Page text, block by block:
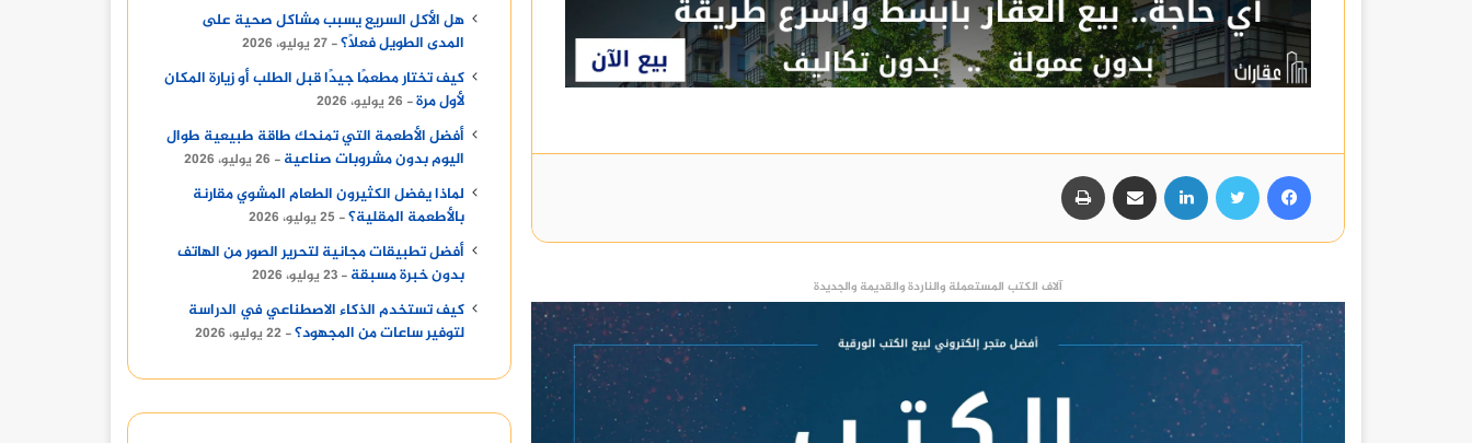
آلاف الكتب المستعملة والناردة والقديمة والجديدة
هل الأكل السريع يسبب مشاكل صحية على
المدى الطويل فعلًا؟
27 يوليو، 2026
كيف تختار مطعمًا جيدًا قبل الطلب أو زيارة المكان
لأول مرة
26 يوليو، 2026
أفضل الأطعمة التي تمنحك طاقة طبيعية طوال
اليوم بدون مشروبات صناعية
26 يوليو، 2026
لماذا يفضل الكثيرون الطعام المشوي مقارنة
بالأطعمة المقلية؟
25 يوليو، 2026
أفضل تطبيقات مجانية لتحرير الصور من الهاتف
بدون خبرة مسبقة
23 يوليو، 2026
كيف تستخدم الذكاء الاصطناعي في الدراسة
لتوفير ساعات من المجهود؟
22 يوليو، 2026